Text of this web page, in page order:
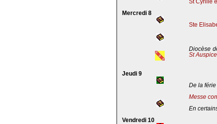
St Cyrille
Mercredi 8
Ste
Diocèse
St
Jeudi 9
De la férie
Messe
En
Vendredi 10